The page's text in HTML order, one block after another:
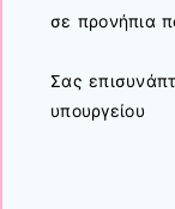
σε προνήπια
Σας
υπουργείου